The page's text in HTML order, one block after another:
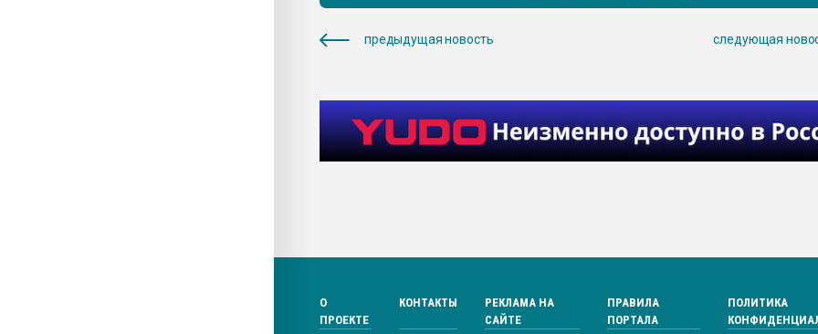
предыдущая новость следующая
О
ПРОЕКТЕ
КОНТАКТЫ
РЕКЛАМА НА
САЙТЕ
ПРАВИЛА
ПОРТАЛА
ПОЛИТИКА